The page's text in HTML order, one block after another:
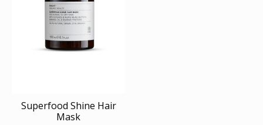
Superfood Shine Hair
Mask